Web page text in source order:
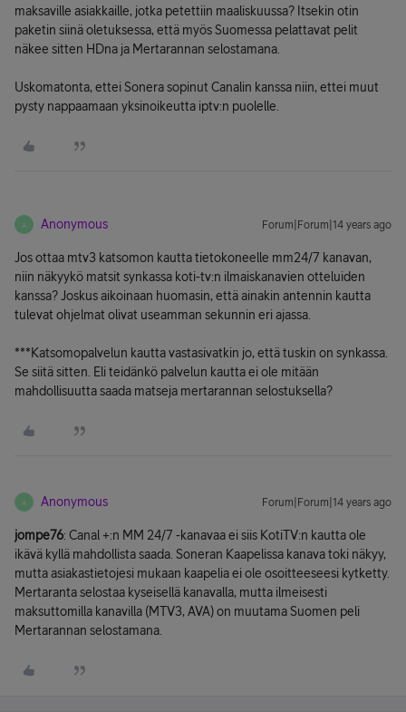
maksaville asiakkaille, jotka petettiin maaliskuussa? Itsekin otin
paketin siinä oletuksessa, että myös Suomessa pelattavat pelit
näkee sitten HDna ja Mertarannan selostamana.
Uskomatonta, ettei Sonera sopinut Canalin kanssa niin, ettei muut
pysty nappaamaan yksinoikeutta iptv:n puolelle.
A Anonymous Forum|Forum|14 years ago
Jos ottaa mtv3 katsomon kautta tietokoneelle mm24/7 kanavan,
niin näkyykö matsit synkassa koti-tv:n ilmaiskanavien otteluiden
kanssa? Joskus aikoinaan huomasin, että ainakin antennin kautta
tulevat ohjelmat olivat useamman sekunnin eri ajassa.
***Katsomopalvelun kautta vastasivatkin jo, että tuskin on synkassa.
Se siitä sitten. Eli teidänkö palvelun kautta ei ole mitään
mahdollisuutta saada matseja mertarannan selostuksella?
A Anonymous Forum|Forum|14 years ago
jompe76: Canal +:n MM 24/7 -kanavaa ei siis KotiTV:n kautta ole
ikävä kyllä mahdollista saada. Soneran Kaapelissa kanava toki näkyy,
mutta asiakastietojesi mukaan kaapelia ei ole osoitteeseesi kytketty.
Mertaranta selostaa kyseisellä kanavalla, mutta ilmeisesti
maksuttomilla kanavilla (MTV3, AVA) on muutama Suomen peli
Mertarannan selostamana.